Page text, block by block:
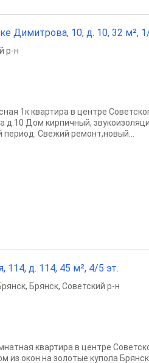
Димитрова, 10, д. 10, 32 м²,
р-н
1к квартира в центре
д.10 Дом кирпичный,
Свежий ремонт,новый...
114, д. 114, 45 м², 4/5 эт.
, Брянск, Советский р-н
квартира в центре
из окон на золотые купола